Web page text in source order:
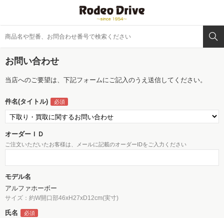
お問い合わせ
当店へのご要望は、下記フォームにご記入のうえ送信してください。
件名(タイトル)
オーダーＩＤ
ご注文いただいたお客様は、メールに記載のオーダーIDをご入力ください
モデル名
アルファホーボー
サイズ：約W開口部46xH27xD12cm(実寸)
氏名